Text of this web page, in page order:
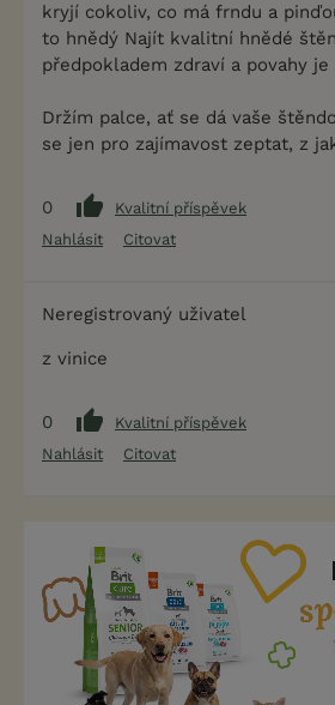
kryjí cokoliv, co má frndu a
to hnědý Najít kvalitní hnědé
předpokladem zdraví a povahy
Držím palce, ať se dá vaše
se jen pro zajímavost zeptat, z
0
Kvalitní příspěvek
Nahlásit
Citovat
Neregistrovaný uživatel
z vinice
0
Kvalitní příspěvek
Nahlásit
Citovat